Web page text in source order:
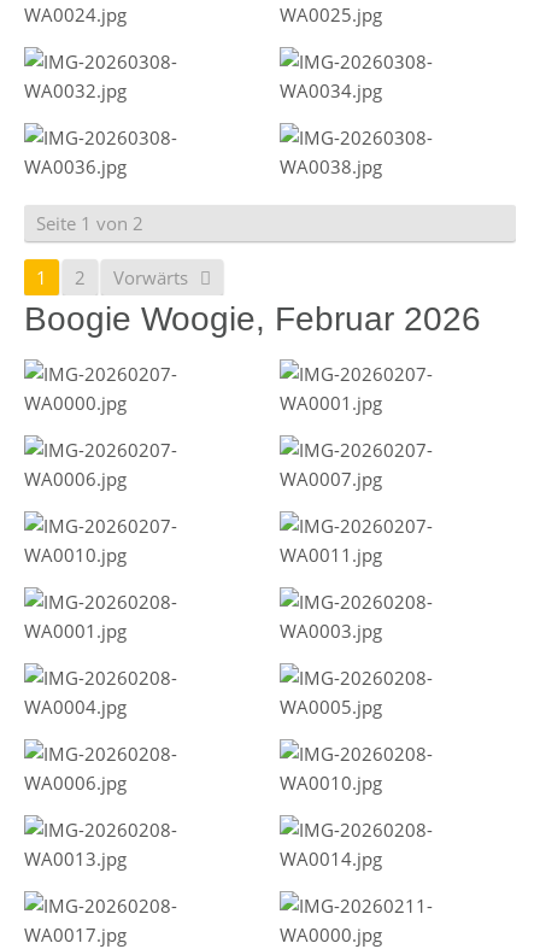
Seite 1 von 2
1 2 Vorwärts
Boogie Woogie, Februar 2026